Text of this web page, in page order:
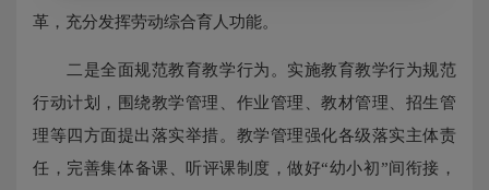
革，充分发挥劳动综合育人功能。
二是全面规范教育教学行为。实施教育教学行为规范
行动计划，围绕教学管理、作业管理、教材管理、招生管
理等四方面提出落实举措。教学管理强化各级落实主体责
任，完善集体备课、听评课制度，做好“幼小初”间衔接，